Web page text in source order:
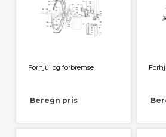
Forhjul og forbremse
Beregn pris